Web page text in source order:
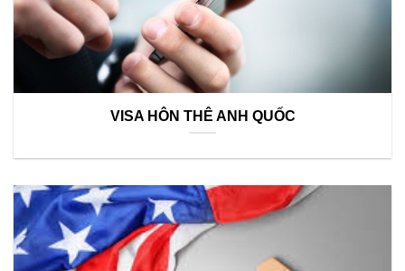
VISA HÔN THÊ ANH QUỐC